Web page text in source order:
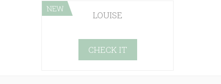
NEW
LOUISE
CHECK IT